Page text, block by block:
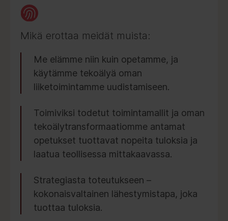
Mikä erottaa meidät muista:
Me elämme niin kuin opetamme, ja
käytämme tekoälyä oman
liiketoimintamme uudistamiseen.
Toimiviksi todetut toimintamallit ja oman
tekoälytransformaatiomme antamat
opetukset tuottavat nopeita tuloksia ja
laatua teollisessa mittakaavassa.
Strategiasta toteutukseen –
kokonaisvaltainen lähestymistapa, joka
tuottaa tuloksia.